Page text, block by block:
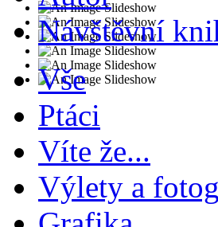
Návštěvní
Vše
Ptáci
Víte že...
Výlety a